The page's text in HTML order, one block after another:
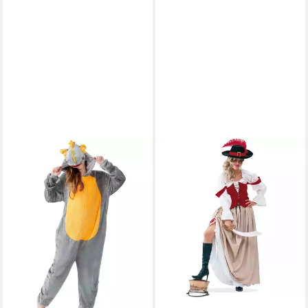
Piraten-Kostüm Damen
Piratenbraut Piratin Kostüm
Karneval Fasching Halloween,
Hohe Qualität
UVP49,99 €
lieferbar - in 6-7 Werktagen bei dir